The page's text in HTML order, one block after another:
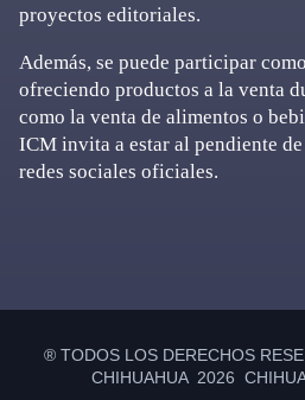
proyectos editoriales.
Además, se puede participar
ofreciendo productos a la venta
como la venta de alimentos o
ICM invita a estar al pendiente
redes sociales oficiales.
® TODOS LOS DERECHOS
CHIHUAHUA 2026